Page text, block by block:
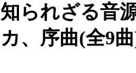
知られざる音
カ、序曲(全9